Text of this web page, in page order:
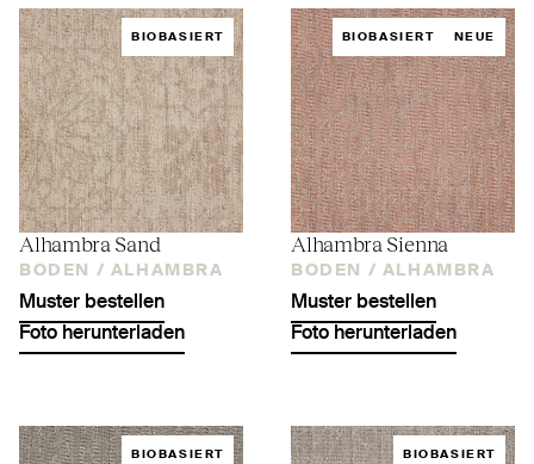
BIOBASIERT
Alhambra Sand
BODEN / ALHAMBRA
Muster bestellen
Foto herunterladen
BIOBASIERT NEUE
Alhambra Sienna
BODEN / ALHAMBRA
Muster bestellen
Foto herunterladen
BIOBASIERT BIOBASIERT